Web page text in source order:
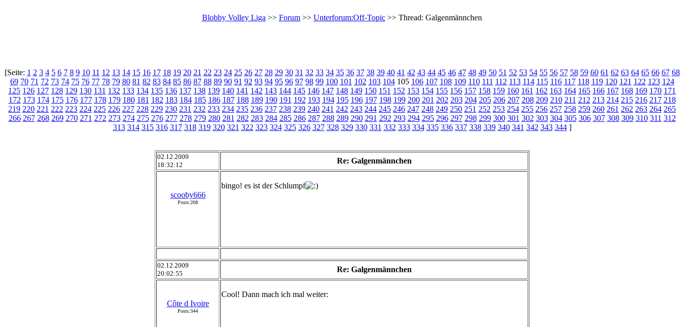
Blobby Volley Liga >> Forum >> Unterforum:Off-Topic >> Thread: Galgenmännchen
[Seite: 1 2 3 4 5 6 7 8 9 10 11 12 13 14 15 16 17 18 19 20 21 22 23 24 25 26 27 28 29 30 31 32 33 34 35 36 37 38 39 40 41 42 43 44 45 46 47 48 49 50 51 52 53 54 55 56 57 58 59 60 61 62 63 64 65 66 67 68
69 70 71 72 73 74 75 76 77 78 79 80 81 82 83 84 85 86 87 88 89 90 91 92 93 94 95 96 97 98 99 100 101 102 103 104105 106 107 108 109 110 111 112 113 114 115 116 117 118 119 120 121 122 123 124
125 126 127 128 129 130 131 132 133 134 135 136 137 138 139 140 141 142 143 144 145 146 147 148 149 150 151 152 153 154 155 156 157 158 159 160 161 162 163 164 165 166 167 168 169 170 171
172 173 174 175 176 177 178 179 180 181 182 183 184 185 186 187 188 189 190 191 192 193 194 195 196 197 198 199 200 201 202 203 204 205 206 207 208 209 210 211 212 213 214 215 216 217 218
219 220 221 222 223 224 225 226 227 228 229 230 231 232 233 234 235 236 237 238 239 240 241 242 243 244 245 246 247 248 249 250 251 252 253 254 255 256 257 258 259 260 261 262 263 264 265
266 267 268 269 270 271 272 273 274 275 276 277 278 279 280 281 282 283 284 285 286 287 288 289 290 291 292 293 294 295 296 297 298 299 300 301 302 303 304 305 306 307 308 309 310 311 312
313 314 315 316 317 318 319 320 321 322 323 324 325 326 327 328 329 330 331 332 333 334 335 336 337 338 339 340 341 342 343 344]
02.12.2009
18:32:12
Re: Galgenmännchen
scooby666
Posts:208
bingo! es ist der Schlumpf
02.12.2009
20:02:55
Re: Galgenmännchen
Côte d Ivoire
Posts:344
Cool! Dann mach ich mal weiter: